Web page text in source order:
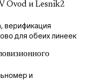
Ovod и Lesnik2
верификация
для обеих линеек
и